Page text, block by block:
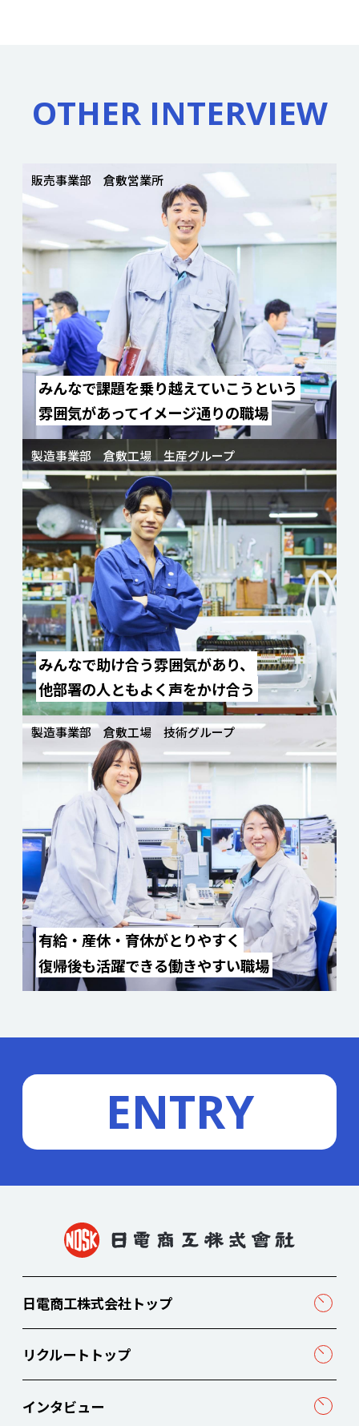
OTHER INTERVIEW
販売事業部 倉敷営業所
みんなで課題を乗り越えていこうという
雰囲気があってイメージ通りの職場
製造事業部 倉敷工場 生産グループ
みんなで助け合う雰囲気があり、
他部署の人ともよく声をかけ合う
製造事業部 倉敷工場 技術グループ
有給・産休・育休がとりやすく
復帰後も活躍できる働きやすい職場
ENTRY
日電商工株式会社トップ
リクルートトップ
インタビュー